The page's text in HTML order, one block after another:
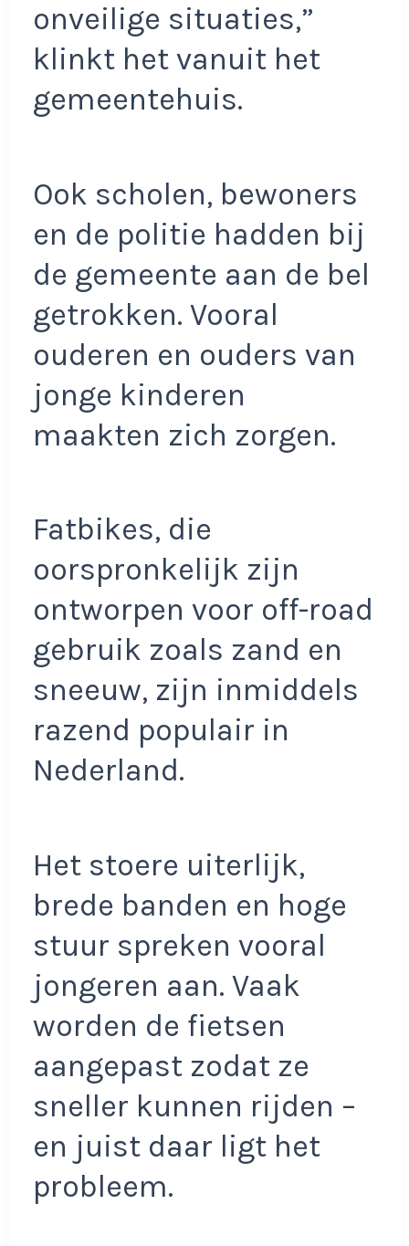
onveilige situaties,”
klinkt het vanuit het
gemeentehuis.
Ook scholen, bewoners
en de politie hadden bij
de gemeente aan de bel
getrokken. Vooral
ouderen en ouders van
jonge kinderen
maakten zich zorgen.
Fatbikes, die
oorspronkelijk zijn
ontworpen voor off-road
gebruik zoals zand en
sneeuw, zijn inmiddels
razend populair in
Nederland.
Het stoere uiterlijk,
brede banden en hoge
stuur spreken vooral
jongeren aan. Vaak
worden de fietsen
aangepast zodat ze
sneller kunnen rijden –
en juist daar ligt het
probleem.